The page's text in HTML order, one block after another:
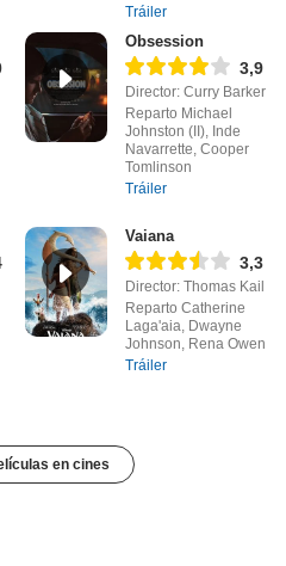
Tráiler
Obsession
3,9
Director: Curry Barker
Reparto Michael
Johnston (II), Inde
Navarrette, Cooper
Tomlinson
Tráiler
Vaiana
3,3
Director: Thomas Kail
Reparto Catherine
Laga'aia, Dwayne
Johnson, Rena Owen
Tráiler
en cines